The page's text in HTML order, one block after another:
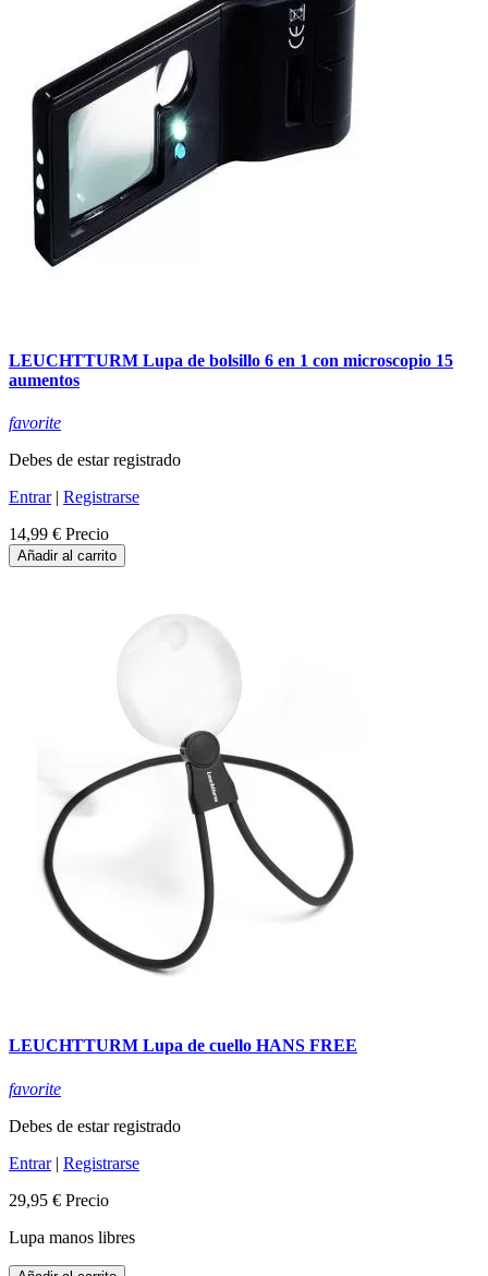
LEUCHTTURM Lupa de bolsillo 6 en 1 con microscopio 15
aumentos
favorite
Debes de estar registrado
Entrar| Registrarse
14,99 € Precio
Añadir al carrito
LEUCHTTURM Lupa de cuello HANS FREE
favorite
Debes de estar registrado
Entrar| Registrarse
29,95 € Precio
Lupa manos libres